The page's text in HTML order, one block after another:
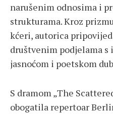
narušenim odnosima i
strukturama. Kroz
kćeri, autorica
društvenim podjelama
jasnoćom i poetskom
S dramom „The
obogatila repertoar